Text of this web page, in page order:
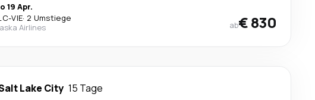
19 Apr.
-VIE· 2 Umstiege
Airlines
ab€ 830
Lake City 15 Tage